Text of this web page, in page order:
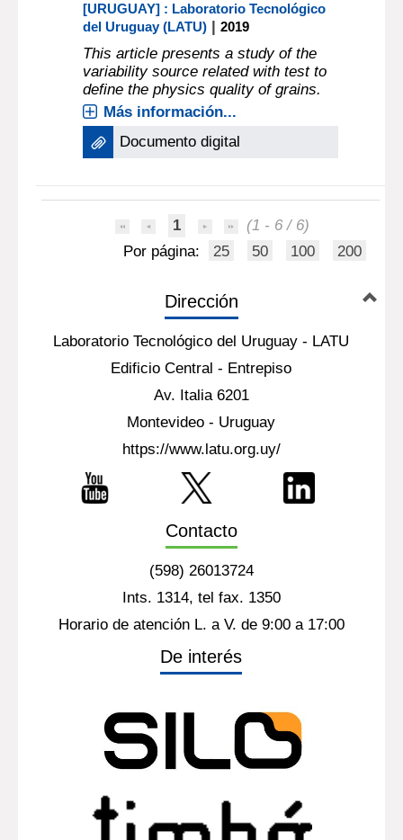
[URUGUAY] : Laboratorio Tecnológico
del Uruguay (LATU) |2019
This article presents a study of the
variability source related with test to
define the physics quality of grains.
Más información...
Documento digital
1
(1 - 6 / 6)
Por página:
25 50 100 200
Dirección
Laboratorio Tecnológico del Uruguay - LATU
Edificio Central - Entrepiso
Av. Italia 6201
Montevideo - Uruguay
https://www.latu.org.uy/
Contacto
(598) 26013724
Ints. 1314, tel fax. 1350
Horario de atención L. a V. de 9:00 a 17:00
De interés